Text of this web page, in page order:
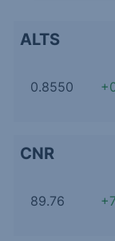
ALTS
0.8550
CNR
89.76